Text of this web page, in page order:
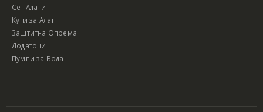
Сет Алати
Кути за Алат
Заштитна Опрема
Додатоци
Пумпи за Вода